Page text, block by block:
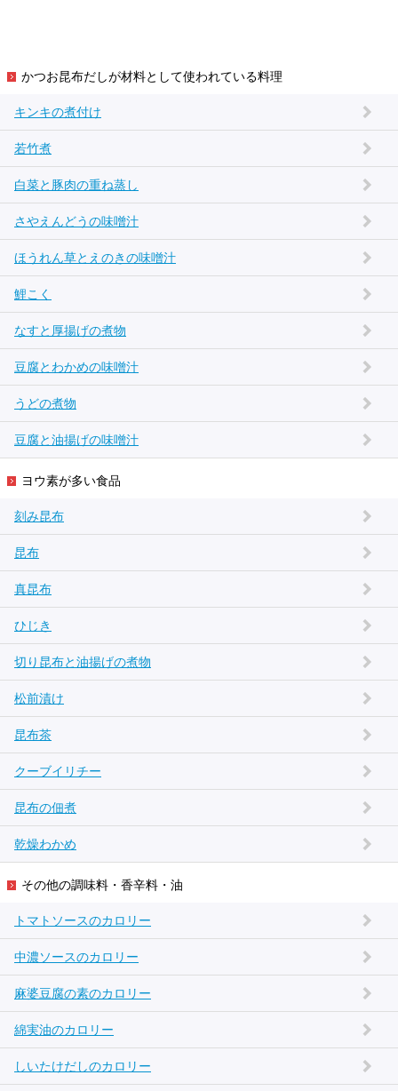
かつお昆布だしが材料として使われている料理
キンキの煮付け
若竹煮
白菜と豚肉の重ね蒸し
さやえんどうの味噌汁
ほうれん草とえのきの味噌汁
鯉こく
なすと厚揚げの煮物
豆腐とわかめの味噌汁
うどの煮物
豆腐と油揚げの味噌汁
ヨウ素が多い食品
刻み昆布
昆布
真昆布
ひじき
切り昆布と油揚げの煮物
松前漬け
昆布茶
クーブイリチー
昆布の佃煮
乾燥わかめ
その他の調味料・香辛料・油
トマトソースのカロリー
中濃ソースのカロリー
麻婆豆腐の素のカロリー
綿実油のカロリー
しいたけだしのカロリー